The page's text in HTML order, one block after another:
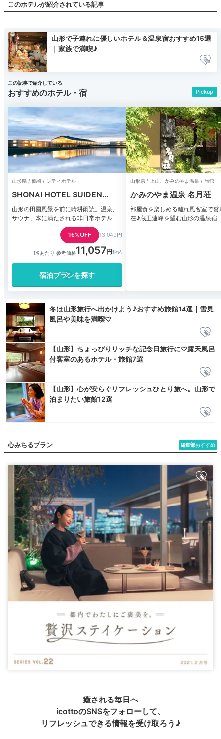
このホテルが紹介されている記事
山形で子連れに優しいホテル＆温泉宿おすすめ15選
｜家族で満喫♪
Pickup
この記事で紹介している
おすすめのホテル・宿
山形県 / 鶴岡 / シティホテル
SHONAI HOTEL SUIDEN
TERRASSE
山形の田園風景を前に晴耕雨読。温泉、
サウナ、本に満たされる非日常ホテル
16%OFF 13,049円
1名あたり 参考価格11,057
宿泊プランを探す
山形県 / 上山、かみのやま温泉 / 旅館
かみのやま温泉 名月荘
部屋食を楽しめる離れ風客室で贅
在♪蔵王連峰を望む山形の温泉宿
冬は山形旅行へ出かけよう♪おすすめ旅館14選｜雪見
風呂や美味を満喫♡
【山形】ちょっぴりリッチな記念日旅行に♡露天風呂
付客室のあるホテル・旅館7選
【山形】心が安らぐリフレッシュひとり旅へ。山形で
泊まりたい旅館12選
編集部おすすめ
心みちるプラン
癒される毎日へ
icottoのSNSをフォローして、
リフレッシュできる情報を受け取ろう♪